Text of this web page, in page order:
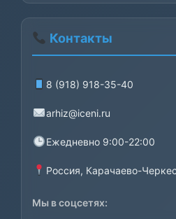
Контакты
8 (918) 918-35-40
arhiz@iceni.ru
Ежедневно 9:00-22:00
Россия, Карачаево-
Мы в соцсетях: